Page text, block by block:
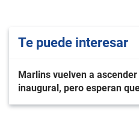
Te puede interesar
Marlins vuelven a
inaugural, pero esperan